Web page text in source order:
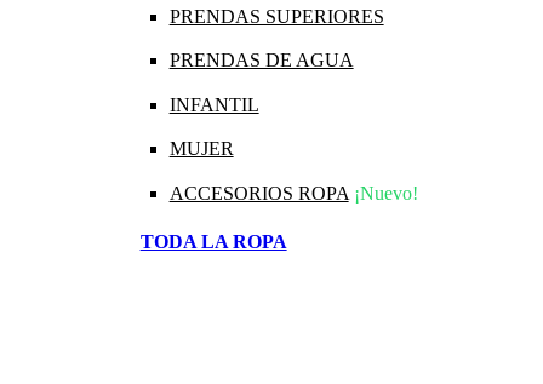
PRENDAS SUPERIORES
PRENDAS DE AGUA
INFANTIL
MUJER
ACCESORIOS ROPA ¡Nuevo!
TODA LA ROPA